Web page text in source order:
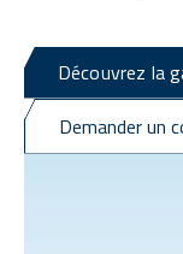
Découvrez la
Demander un